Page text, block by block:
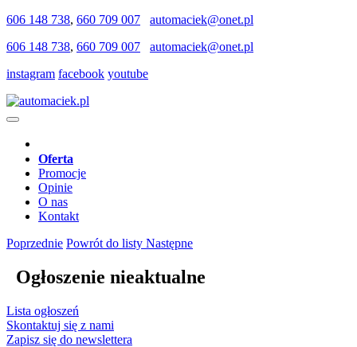
606 148 738, 660 709 007
automaciek@onet.pl
606 148 738, 660 709 007
automaciek@onet.pl
instagram facebook youtube
Oferta
Promocje
Opinie
O nas
Kontakt
Poprzednie Powrót do listy Następne
Ogłoszenie nieaktualne
Lista ogłoszeń
Skontaktuj się z nami
Zapisz się do newslettera